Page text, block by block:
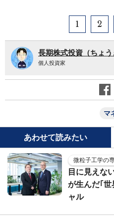
1 2
長期株式投資（ちょう
個人投資家
マ
あわせて読みたい
微粒子工学の
目に見えな
が生んだ｢世
ャル